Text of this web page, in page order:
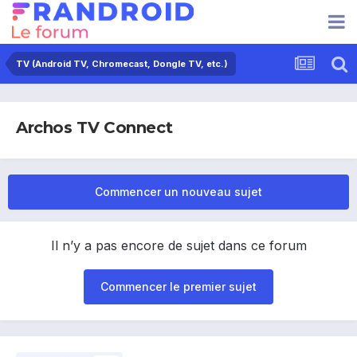
TV (Android TV, Chromecast, Dongle TV, etc.)
Archos TV Connect
Commencer un nouveau sujet
Il n’y a pas encore de sujet dans ce forum
Commencer le premier sujet